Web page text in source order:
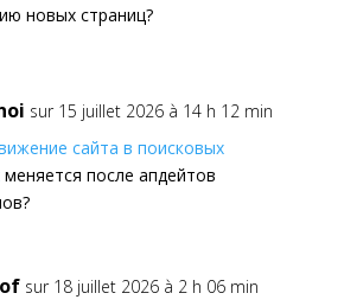
новых страниц?
sur 15 juillet 2026 à 14 h 12 min
сайта в поисковых
меняется после апдейтов
sur 18 juillet 2026 à 2 h 06 min